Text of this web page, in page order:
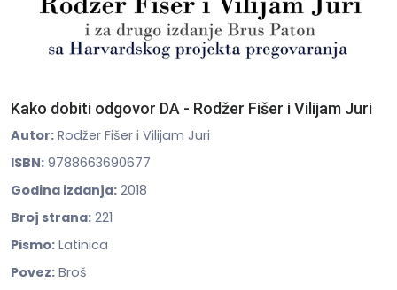
Kako dobiti odgovor DA - Rodžer Fišer i Vilijam Juri
Autor: Rodžer Fišer i Vilijam Juri
ISBN: 9788663690677
Godina izdanja: 2018
Broj strana: 221
Pismo: Latinica
Povez: Broš